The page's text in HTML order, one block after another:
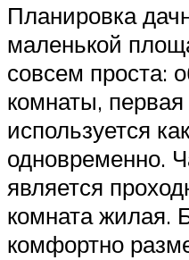
Планировка
маленькой
совсем проста:
комнаты,
используется
одновременно.
является
комната жилая.
комфортно